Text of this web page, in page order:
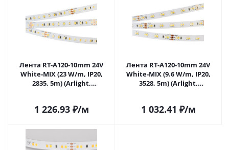
Лента RT-A120-10mm 24V
White-MIX (23 W/m, IP20,
2835, 5m) (Arlight,
1 226.93₽/м
Лента RT-A120-10mm 24V
White-MIX (9.6 W/m, IP20,
3528, 5m) (Arlight,
1 032.41 ₽/м